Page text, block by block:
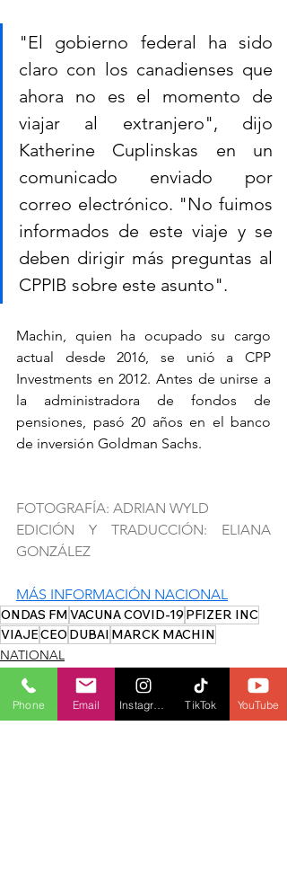
"El gobierno federal ha sido
claro con los canadienses que
ahora no es el momento de
viajar al extranjero", dijo
Katherine Cuplinskas en un
comunicado enviado por
correo electrónico. "No fuimos
informados de este viaje y se
deben dirigir más preguntas al
CPPIB sobre este asunto".
Machin, quien ha ocupado su cargo
actual desde 2016, se unió a CPP
Investments en 2012. Antes de unirse a
la administradora de fondos de
pensiones, pasó 20 años en el banco
de inversión Goldman Sachs.
FOTOGRAFÍA: ADRIAN WYLD
EDICIÓN Y TRADUCCIÓN: ELIANA
GONZÁLEZ
MÁS INFORMACIÓN NACIONAL
ONDAS FMVACUNA COVID-19PFIZER INC
VIAJECEODUBAI MARCK MACHIN
NATIONAL
HEALTH
COVID-19
Phone Email TikTok YouTube